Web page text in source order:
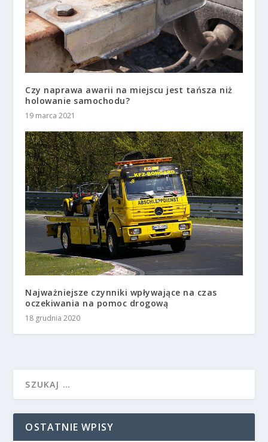
Czy naprawa awarii na miejscu jest tańsza niż
holowanie samochodu?
19 marca 2021
Najważniejsze czynniki wpływające na czas
oczekiwania na pomoc drogową
18 grudnia 2020
OSTATNIE WPISY